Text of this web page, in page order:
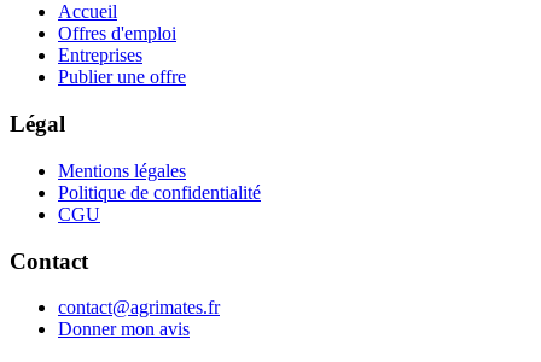
Accueil
Offres d'emploi
Entreprises
Publier une offre
Légal
Mentions légales
Politique de confidentialité
CGU
Contact
contact@agrimates.fr
Donner mon avis